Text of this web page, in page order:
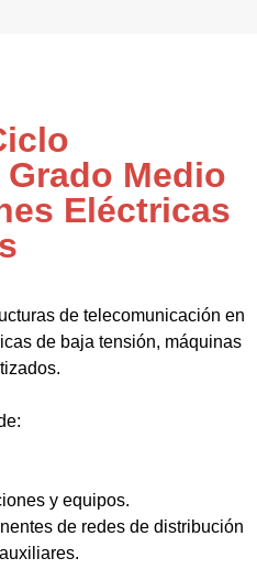
Medio
Eléctricas
de telecomunicación en
de baja tensión, máquinas
y equipos.
de redes de distribución